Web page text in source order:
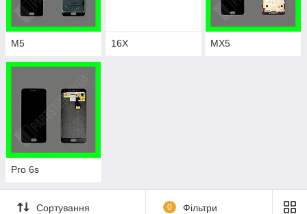
M5 16X MX5
Pro 6s
Сортування 0 Фільтри